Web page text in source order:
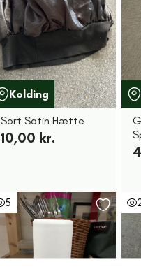
Kolding
Sort Satin Hætte
10,00 kr.
5